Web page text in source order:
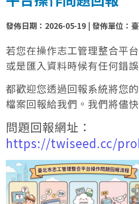
發佈日期：2026-05-19 | 發佈單位：
若您在操作志工管理整合平
或是匯入資料時候有任何錯誤
都歡迎您透過回報系統將您
檔案回報給我們。我們將儘
問題回報網址：
https://twiseed.cc/